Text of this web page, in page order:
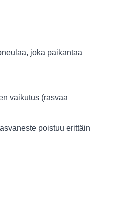
joka paikantaa
vaikutus (rasvaa
poistuu erittäin